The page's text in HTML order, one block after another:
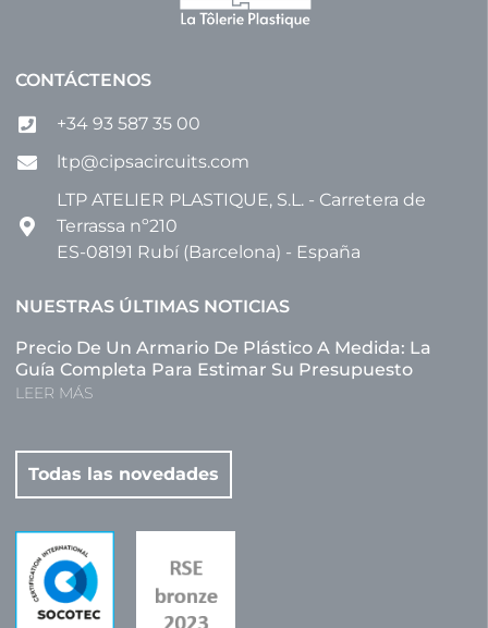
CONTÁCTENOS
+34 93 587 35 00
ltp@cipsacircuits.com
LTP ATELIER PLASTIQUE, S.L. - Carretera de
Terrassa nº210
ES-08191 Rubí (Barcelona) - España
NUESTRAS ÚLTIMAS NOTICIAS
Precio De Un Armario De Plástico A Medida: La
Guía Completa Para Estimar Su Presupuesto
LEER MÁS
Todas las novedades